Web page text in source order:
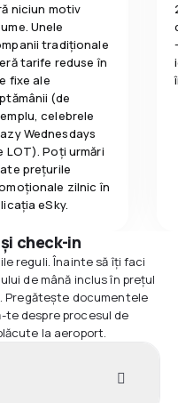
niciun motiv
Unele
tradiționale
tarife reduse în
fixe ale
(de
celebrele
Wednesdays
LOT). Poți urmări
prețurile
zilnic în
eSky.
check-in
reguli. Înainte să îți faci
de mână inclus în prețul
Pregătește documentele
te despre procesul de
la aeroport.